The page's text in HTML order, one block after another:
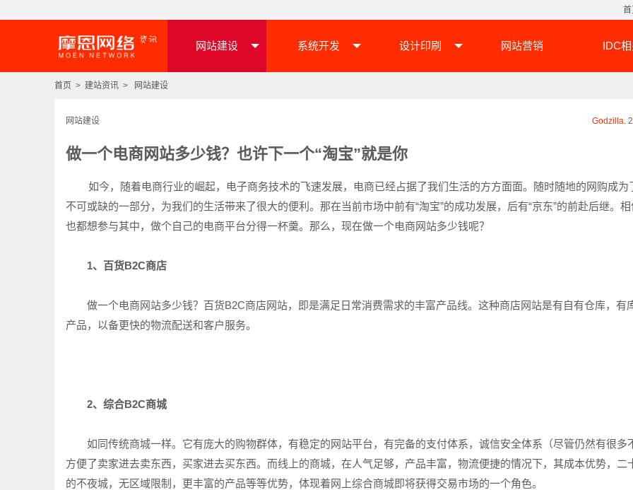
网站建设 系统开发 设计印刷 网站营销 IDC
首页 > 建站资讯 > 网站建设
Godzilla.
网站建设
做一个电商网站多少钱？也许下一个“淘宝”就是你
如今，随着电商行业的崛起，电子商务技术的飞速发展，电商已经占据了我们生活的方方面面。随时随地的网购成为
不可或缺的一部分，为我们的生活带来了很大的便利。那在当前市场中前有“淘宝”的成功发展，后有“京东”的前赴后继。
也都想参与其中，做个自己的电商平台分得一杯羹。那么，现在做一个电商网站多少钱呢？
1、百货B2C商店
做一个电商网站多少钱？百货B2C商店网站，即是满足日常消费需求的丰富产品线。这种商店网站是有自有仓库，有
产品，以备更快的物流配送和客户服务。
2、综合B2C商城
如同传统商城一样。它有庞大的购物群体，有稳定的网站平台，有完备的支付体系，诚信安全体系（尽管仍然有很多
方便了卖家进去卖东西，买家进去买东西。而线上的商城，在人气足够，产品丰富，物流便捷的情况下，其成本优势，二
的不夜城，无区域限制，更丰富的产品等等优势，体现着网上综合商城即将获得交易市场的一个角色。